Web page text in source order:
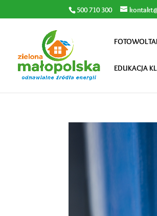
500 710 300
EDUKACJA